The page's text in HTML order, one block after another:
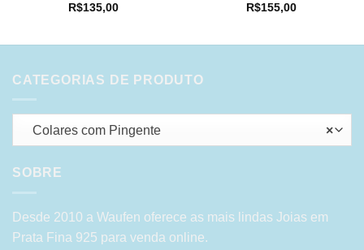
R$135,00
R$155,00
CATEGORIAS DE PRODUTO
×
Colares com Pingente
SOBRE
Desde 2010 a Waufen oferece as mais lindas Joias em
Prata Fina 925 para venda online.